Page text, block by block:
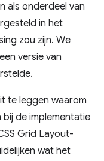
als onderdeel van
in het
zou zijn. We
versie van
te leggen waarom
de implementatie
Grid Layout-
wat het